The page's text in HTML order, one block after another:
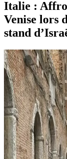
Italie :
Venise lors
stand